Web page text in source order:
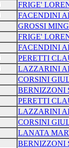
FRIGE'
FACENDINI
GROSSI
FRIGE'
FACENDINI
PERETTI
LAZZARINI
CORSINI
BERNIZZONI
PERETTI
LAZZARINI
CORSINI
LANATA
BERNIZZONI